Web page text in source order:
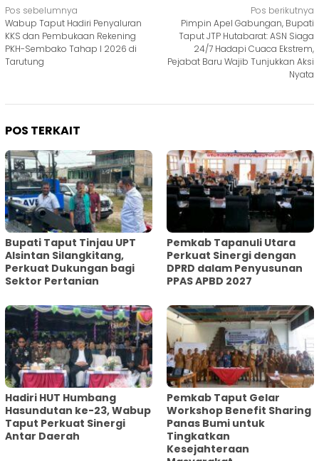
Navigasi
pos
Pos sebelumnya
Wabup Taput Hadiri Penyaluran
KKS dan Pembukaan Rekening
PKH-Sembako Tahap I 2026 di
Tarutung
Pos berikutnya
Pimpin Apel Gabungan, Bupati
Taput JTP Hutabarat: ASN Siaga
24/7 Hadapi Cuaca Ekstrem,
Pejabat Baru Wajib Tunjukkan Aksi
Nyata
POS TERKAIT
Bupati Taput Tinjau UPT
Alsintan Silangkitang,
Perkuat Dukungan bagi
Sektor Pertanian
Pemkab Tapanuli Utara
Perkuat Sinergi dengan
DPRD dalam Penyusunan
PPAS APBD 2027
Hadiri HUT Humbang
Hasundutan ke-23, Wabup
Taput Perkuat Sinergi
Antar Daerah
Pemkab Taput Gelar
Workshop Benefit Sharing
Panas Bumi untuk
Tingkatkan
Kesejahteraan